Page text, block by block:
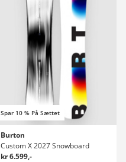
Spar 10 % På Sættet
Burton
Custom X 2027 Snowboard
kr 6.599,-